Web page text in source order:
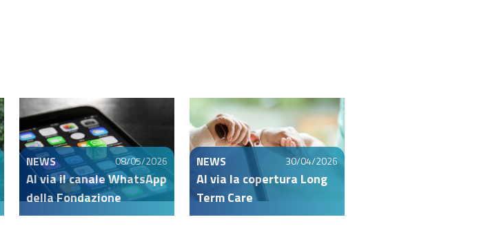
NEWS 08/05/2026
Al via il canale WhatsApp
della Fondazione
NEWS 30/04/2026
Al via la copertura Long
Term Care